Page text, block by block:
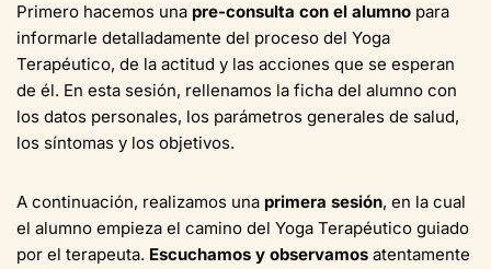
Primero hacemos una pre-consulta con el alumno para
informarle detalladamente del proceso del Yoga
Terapéutico, de la actitud y las acciones que se esperan
de él. En esta sesión, rellenamos la ficha del alumno con
los datos personales, los parámetros generales de salud,
los síntomas y los objetivos.
A continuación, realizamos una primera sesión, en la cual
el alumno empieza el camino del Yoga Terapéutico guiado
por el terapeuta. Escuchamos y observamos atentamente